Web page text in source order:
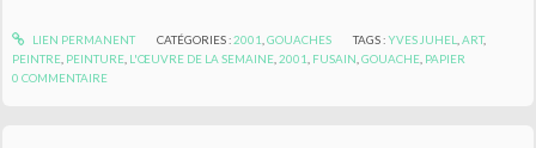
LIEN PERMANENT CATÉGORIES :2001 GOUACHES TAGS :YVES JUHEL ,ART,
PEINTRE PEINTURE L'ŒUVRE DE LA SEMAINE ,2001 FUSAIN ,GOUACHE PAPIER
0 COMMENTAIRE